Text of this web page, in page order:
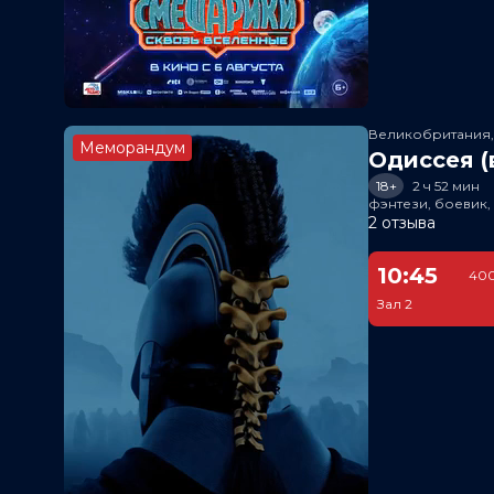
Меморандум Одиссея
18+
2 ч 52 мин
фэнтези,
2 отзыва
10:45
Зал 2